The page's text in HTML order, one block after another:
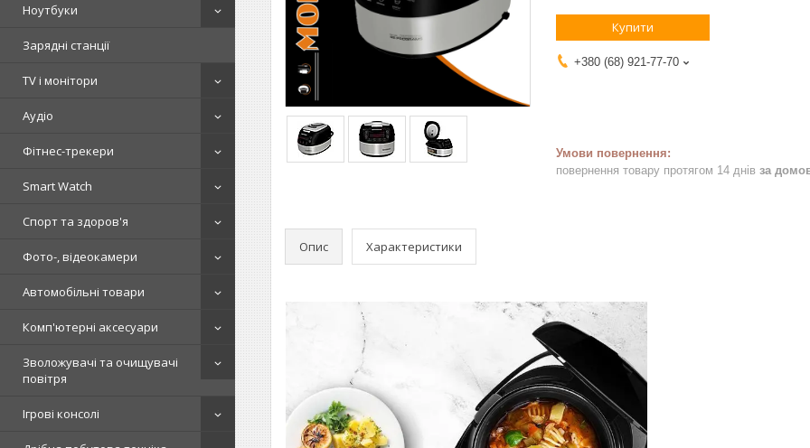
Ноутбуки
Зарядні станції
TV і монітори
Аудіо
Фітнес-трекери
Smart Watch
Спорт та здоров'я
Фото-, відеокамери
Автомобільні товари
Комп'ютерні аксесуари
Зволожувачі та очищувачі
повітря
Ігрові консолі
Купити
+380 (68) 921-77-70
повернення товару протягом 14 днів за
Опис Характеристики